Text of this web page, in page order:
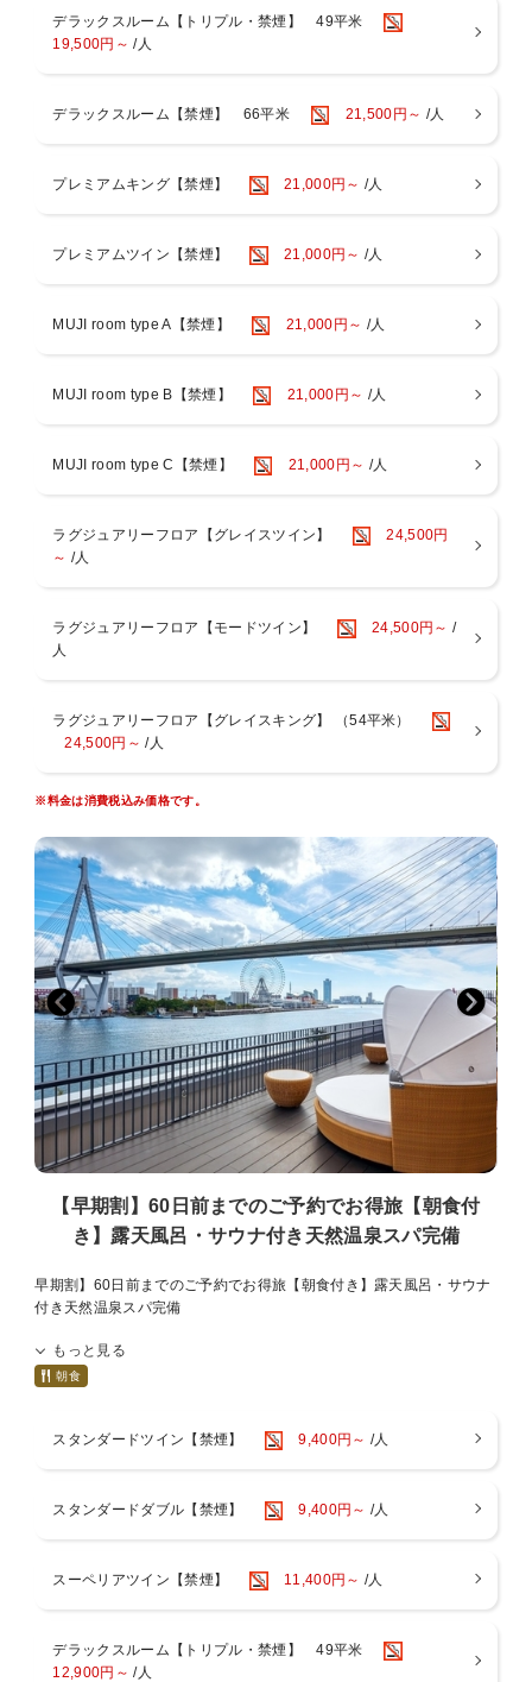
※アルコール・ノンアルコールは別途料金が発生いたします。
※添い寝のお子様（4～6歳の未就学児）のお食事代は含まれておりま
※写真はイメージです。メニューの詳細は当館公式ホームページより
でご連絡差し上げます。
■お問い合わせ先【レストラン予約TEL：06-6462-2222】
＜ご朝食ビュッフェ＞
朝からしっかり食べて、健康的に過ごしていただきたいという思いを
【レストラン】3階 Dining BRICKSIDE
〇天然温泉スパ【3階 RIVERSIDE SPA】は滞在中何度でもご利用い
ございます。
※営業時間は変動する場合がございます。
※3歳以下のお子様のご利用はご遠慮いただいております。
※タトゥーのあるお客様はスパのご利用をご遠慮いただいておりま
す。
デラックスルーム【トリプル・禁煙】 49平米
19,500円～ /人
デラックスルーム【禁煙】 66平米 21,500円～ /人
プレミアムキング【禁煙】 21,000円～ /人
プレミアムツイン【禁煙】 21,000円～ /人
MUJI room type A【禁煙】 21,000円～ /人
MUJI room type B【禁煙】 21,000円～ /人
MUJI room type C【禁煙】 21,000円～ /人
ラグジュアリーフロア【グレイスツイン】
24,500円
～ /人
ラグジュアリーフロア【モードツイン】 24,500円～ /
人
ラグジュアリーフロア【グレイスキング】 （54平米）
24,500円～ /人
※料金は消費税込み価格です。
【早期割】60日前までのご予約でお得旅【朝食付
き】露天風呂・サウナ付き天然温泉スパ完備
早期割】60日前までのご予約でお得旅【朝食付き】露天風呂・サウナ
付き天然温泉スパ完備
※※ご予約は60日前までがお得！インターネット予約限定 早期割ご朝
食付きプラン※※
ートホテル。
訪れた瞬間から非日常へと誘う洗練された空間でホテルステイをお楽
朝からしっかり食べて、健康的に過ごしていただきたいという思いを
【レストラン】3階 Dining BRICKSIDE
【営業時間】6：30～10：30（最終入店 10：00）
もっと見る
朝食
スタンダードツイン【禁煙】 9,400円～ /人
スタンダードダブル【禁煙】 9,400円～ /人
スーペリアツイン【禁煙】 11,400円～ /人
デラックスルーム【トリプル・禁煙】 49平米
12,900円～ /人